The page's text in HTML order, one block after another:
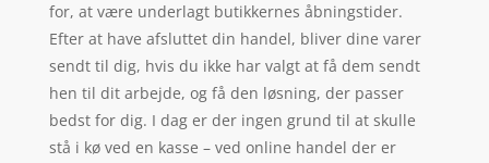
for, at være underlagt butikkernes åbningstider.
Efter at have afsluttet din handel, bliver dine varer
sendt til dig, hvis du ikke har valgt at få dem sendt
hen til dit arbejde, og få den løsning, der passer
bedst for dig. I dag er der ingen grund til at skulle
stå i kø ved en kasse – ved online handel der er